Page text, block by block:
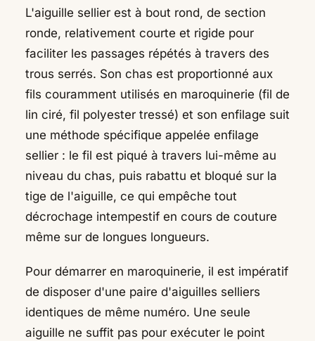
L'aiguille sellier est à bout rond, de section
ronde, relativement courte et rigide pour
faciliter les passages répétés à travers des
trous serrés. Son chas est proportionné aux
fils couramment utilisés en maroquinerie (fil de
lin ciré, fil polyester tressé) et son enfilage suit
une méthode spécifique appelée enfilage
sellier : le fil est piqué à travers lui-même au
niveau du chas, puis rabattu et bloqué sur la
tige de l'aiguille, ce qui empêche tout
décrochage intempestif en cours de couture
même sur de longues longueurs.
Pour démarrer en maroquinerie, il est impératif
de disposer d'une paire d'aiguilles selliers
identiques de même numéro. Une seule
aiguille ne suffit pas pour exécuter le point